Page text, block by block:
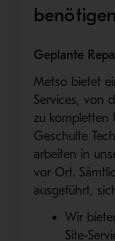
benötigen
Geplante
Metso bietet
Services, von
zu kompletten
Geschulte
arbeiten in
vor Ort.
ausgeführt,
Wir
Site-